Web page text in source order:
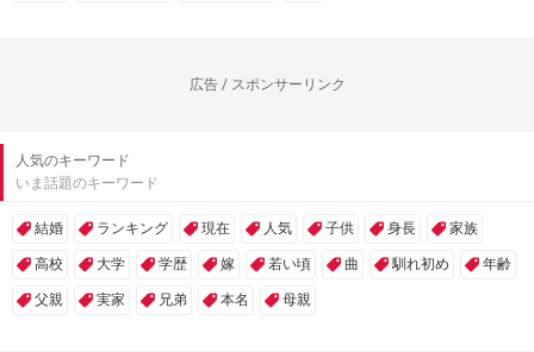
広告 / スポンサーリンク
人気のキーワード
いま話題のキーワード
結婚 ランキング 現在 人気 子供 身長 家族
高校 大学 学歴 嫁 若い頃 曲 馴れ初め 年齢
父親 実家 兄弟 本名 母親